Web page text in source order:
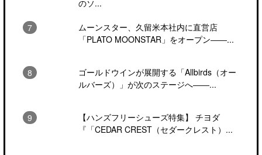
のソ...
ムーンスター、久留米本社内に直営店
「PLATO MOONSTAR」をオープン――...
ゴールドウインが展開する「Allbirds（オー
ルバーズ）」が次のステージへ――...
【ハンズフリーシューズ特集】 チヨダ
『「CEDAR CREST（セダークレスト）...